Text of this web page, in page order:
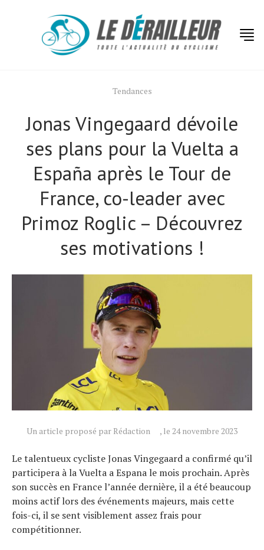
Tendances
Jonas Vingegaard dévoile
ses plans pour la Vuelta a
España après le Tour de
France, co-leader avec
Primoz Roglic – Découvrez
ses motivations !
Un article proposé par Rédaction , le 24 novembre 2023
Le talentueux cycliste Jonas Vingegaard a confirmé qu’il
participera à la Vuelta a Espana le mois prochain. Après
son succès en France l’année dernière, il a été beaucoup
moins actif lors des événements majeurs, mais cette
fois-ci, il se sent visiblement assez frais pour
compétitionner.
Actualités